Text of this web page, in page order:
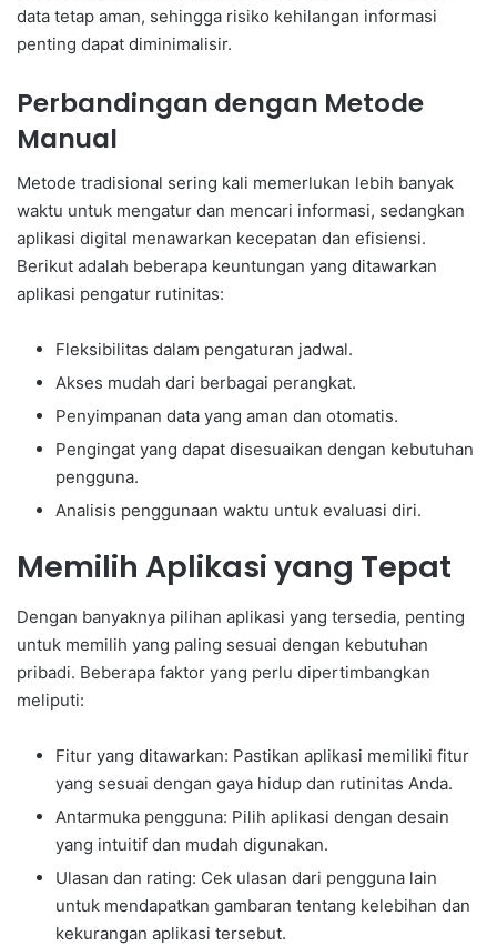
data tetap aman, sehingga risiko kehilangan informasi
penting dapat diminimalisir.
Perbandingan dengan Metode
Manual
Metode tradisional sering kali memerlukan lebih banyak
waktu untuk mengatur dan mencari informasi, sedangkan
aplikasi digital menawarkan kecepatan dan efisiensi.
Berikut adalah beberapa keuntungan yang ditawarkan
aplikasi pengatur rutinitas:
Fleksibilitas dalam pengaturan jadwal.
Akses mudah dari berbagai perangkat.
Penyimpanan data yang aman dan otomatis.
Pengingat yang dapat disesuaikan dengan kebutuhan
pengguna.
Analisis penggunaan waktu untuk evaluasi diri.
Memilih Aplikasi yang Tepat
Dengan banyaknya pilihan aplikasi yang tersedia, penting
untuk memilih yang paling sesuai dengan kebutuhan
pribadi. Beberapa faktor yang perlu dipertimbangkan
meliputi:
Fitur yang ditawarkan: Pastikan aplikasi memiliki fitur
yang sesuai dengan gaya hidup dan rutinitas Anda.
Antarmuka pengguna: Pilih aplikasi dengan desain
yang intuitif dan mudah digunakan.
Ulasan dan rating: Cek ulasan dari pengguna lain
untuk mendapatkan gambaran tentang kelebihan dan
kekurangan aplikasi tersebut.